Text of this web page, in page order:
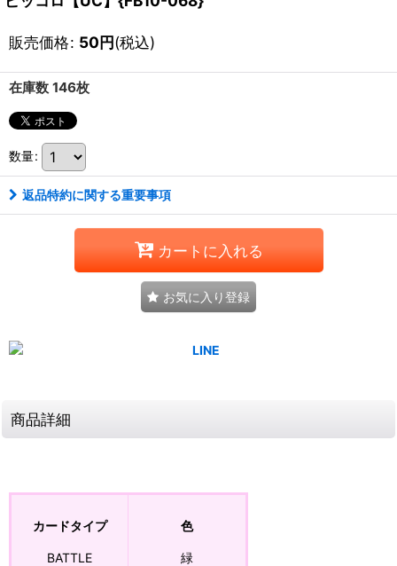
販売価格: 50円(税込)
在庫数 146枚
数量:
返品特約に関する重要事項
カートに入れる
お気に入り登録
商品詳細
カードタイプ
BATTLE
色
緑